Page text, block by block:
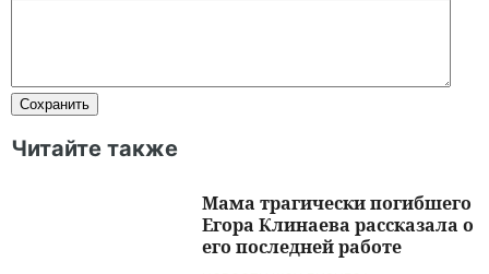
Читайте также
Мама трагически погибшего
Егора Клинаева рассказала о
его последней работе